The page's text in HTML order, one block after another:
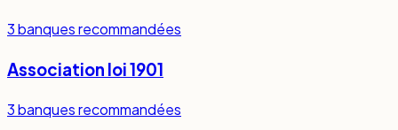
3banques recommandées
Association loi 1901
3banques recommandées